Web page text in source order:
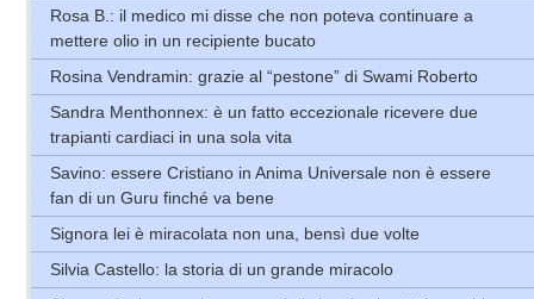
Rosa B.: il medico mi disse che non poteva continuare a
mettere olio in un recipiente bucato
Rosina Vendramin: grazie al “pestone” di Swami Roberto
Sandra Menthonnex: è un fatto eccezionale ricevere due
trapianti cardiaci in una sola vita
Savino: essere Cristiano in Anima Universale non è essere
fan di un Guru finché va bene
Signora lei è miracolata non una, bensì due volte
Silvia Castello: la storia di un grande miracolo